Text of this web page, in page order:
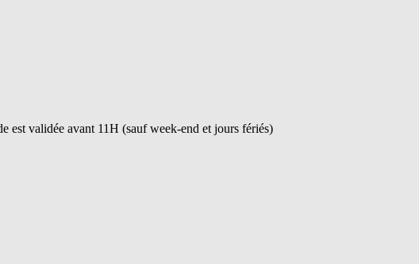
est validée avant 11H (sauf week-end et jours fériés)